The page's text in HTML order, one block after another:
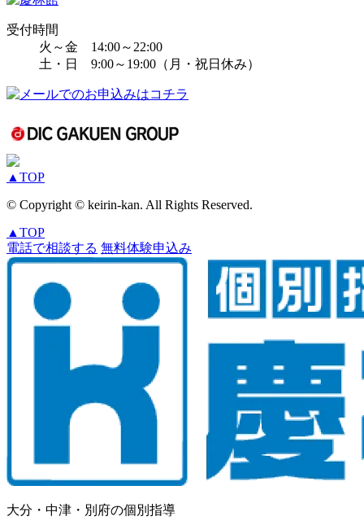
受付時間
火～金 14:00～22:00
土・日 9:00～19:00（月・祝日休み）
▲ TOP
© Copyright © keirin-kan. All Rights Reserved.
▲ TOP
電話で相談する 無料体験申込み
大分・中津・別府の個別指導